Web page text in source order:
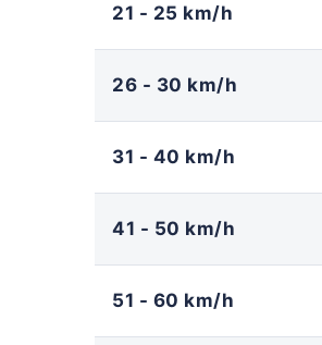
21 - 25 km/h
26 - 30 km/h
31 - 40 km/h
41 - 50 km/h
51 - 60 km/h